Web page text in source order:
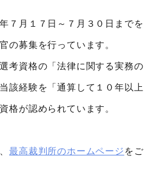
７月１７日～７月３０日までを
の募集を行っています。
考資格の「法律に関する実務の
該経験を「通算して１０年以上
格が認められています。
最高裁判所のホームページ をご